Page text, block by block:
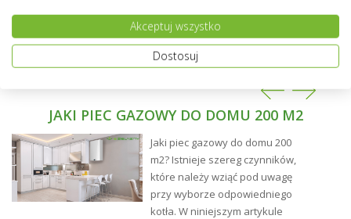
- niska emisja szkodliwych substancji, zwłaszcza
pyłów, bez stosowania elektrofiltrów
- palenie automatyczne: retorta do spalania eko-
groszku
- izolacja otworów rewizyjnych i nowatorska
konstrukcja drzwiczek ograniczająca straty ciepła
(rozwiązania konstrukcyjne objęte są prawem
ochronnym ZGŁOSZENIE PATENTOWE nr W.123670)
JAKI PIEC GAZOWY DO DOMU 200 M2
Jaki piec gazowy do domu 200
m2? Istnieje szereg czynników,
które należy wziąć pod uwagę
przy wyborze odpowiedniego
kotła. W niniejszym artykule
Akceptuj wszystko
Dostosuj